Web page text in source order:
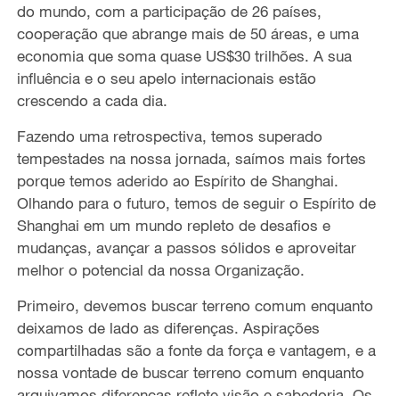
do mundo, com a participação de 26 países,
cooperação que abrange mais de 50 áreas, e uma
economia que soma quase US$30 trilhões. A sua
influência e o seu apelo internacionais estão
crescendo a cada dia.
Fazendo uma retrospectiva, temos superado
tempestades na nossa jornada, saímos mais fortes
porque temos aderido ao Espírito de Shanghai.
Olhando para o futuro, temos de seguir o Espírito de
Shanghai em um mundo repleto de desafios e
mudanças, avançar a passos sólidos e aproveitar
melhor o potencial da nossa Organização.
Primeiro, devemos buscar terreno comum enquanto
deixamos de lado as diferenças. Aspirações
compartilhadas são a fonte da força e vantagem, e a
nossa vontade de buscar terreno comum enquanto